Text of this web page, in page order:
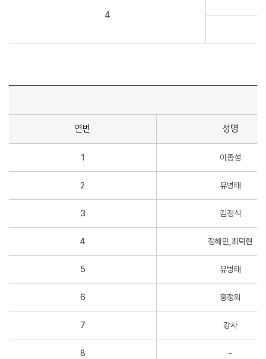
4
연번 성명
1 이종성
2 유병태
3 김정식
4 정해민,최덕현
5 유병태
6 홍정의
7 강사
8 -